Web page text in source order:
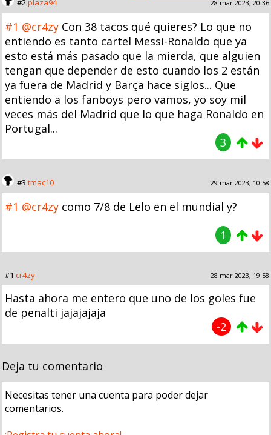
#2plaza94 28 mar 2023, 20:36
#1 @cr4zy Con 38 tacos qué quieres? Lo que no
entiendo es tanto cartel Messi-Ronaldo que ya
esto está más pasado que la mierda, que alguien
tengan que depender de esto cuando los 2 están
ya fuera de Madrid y Barça hace siglos... Que
entiendo a los fanboys pero vamos, yo soy mil
veces más del Madrid que lo que haga Ronaldo en
Portugal...
3
#3 tmac10 29 mar 2023, 10:58
#1 @cr4zy como 7/8 de Lelo en el mundial y?
1
#1 cr4zy 28 mar 2023, 19:58
Hasta ahora me entero que uno de los goles fue
de penalti jajajajaja
-2
Deja tu comentario
Necesitas tener una cuenta para poder dejar
comentarios.